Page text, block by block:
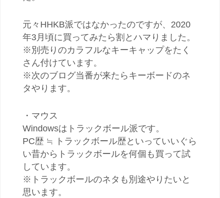
元々HHKB派ではなかったのですが、2020
年3月頃に買ってみたら割とハマりました。
※別売りのカラフルなキーキャップをたく
さん付けています。
※次のブログ当番が来たらキーボードのネ
タやります。
・マウス
Windowsはトラックボール派です。
PC歴 ≒ トラックボール歴といっていいぐら
い昔からトラックボールを何個も買って試
しています。
※トラックボールのネタも別途やりたいと
思います。